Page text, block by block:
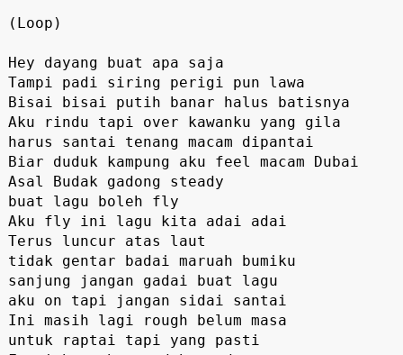
(Loop)
Hey dayang buat apa saja
Tampi padi siring perigi pun lawa
Bisai bisai putih banar halus batisnya
Aku rindu tapi over kawanku yang gila
harus santai tenang macam dipantai
Biar duduk kampung aku feel macam Dubai
Asal Budak gadong steady
buat lagu boleh fly
Aku fly ini lagu kita adai adai
Terus luncur atas laut
tidak gentar badai maruah bumiku
sanjung jangan gadai buat lagu
aku on tapi jangan sidai santai
Ini masih lagi rough belum masa
untuk raptai tapi yang pasti